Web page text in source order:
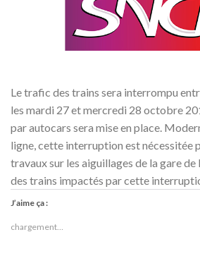
Le trafic des trains sera interrompu
les mardi 27 et mercredi 28 octobre
par autocars sera mise en place.
ligne, cette interruption est nécessitée
travaux sur les aiguillages de la gare de
des trains impactés par cette
J’aime ça :
chargement…